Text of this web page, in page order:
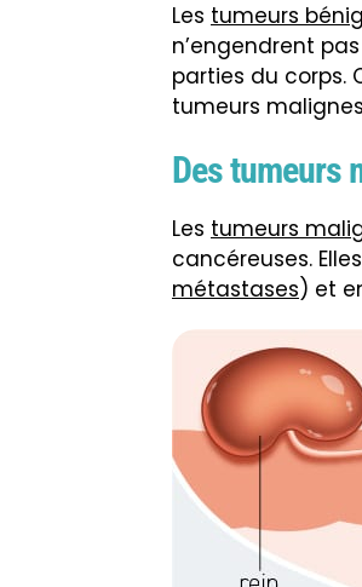
Les tumeurs
n’engendrent
parties du corps.
tumeurs
Des tumeurs
Les tumeurs
cancéreuses.
métastases) et